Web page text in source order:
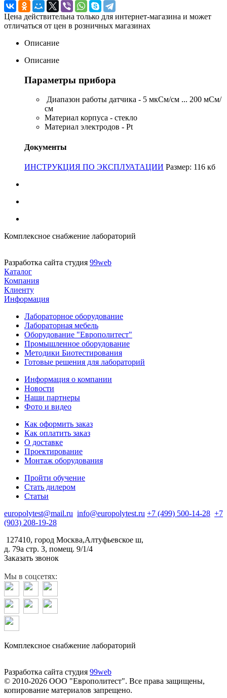
Цена действительна только для интернет-магазина и может
отличаться от цен в розничных магазинах
Описание
Описание
Параметры прибора
Диапазон работы датчика - 5 мкСм/см ... 200 мСм/
см
Материал корпуса - стекло
Материал электродов - Pt
Документы
ИНСТРУКЦИЯ ПО ЭКСПЛУАТАЦИИ Размер: 116 кб
Комплексное снабжение лабораторий
Разработка сайта студия 99web
Каталог
Компания
Клиенту
Информация
Лабораторное оборудование
Лабораторная мебель
Оборудование "Европолитест"
Промышленное оборудование
Методики Биотестирования
Готовые решения для лабораторий
Информация о компании
Новости
Наши партнеры
Фото и видео
Как оформить заказ
Как оплатить заказ
О доставке
Проектирование
Монтаж оборудования
Пройти обучение
Стать дилером
Статьи
europolytest@mail.ru info@europolytest.ru +7 (499) 500-14-28 +7
(903) 208-19-28
127410, город Москва,Алтуфьевское ш,
д. 79а стр. 3, помещ. 9/1/4
Заказать звонок
Мы в соцсетях:
Комплексное снабжение лабораторий
Разработка сайта студия 99web
© 2010-2026 ООО "Европолитест". Все права защищены,
копирование материалов запрещено.